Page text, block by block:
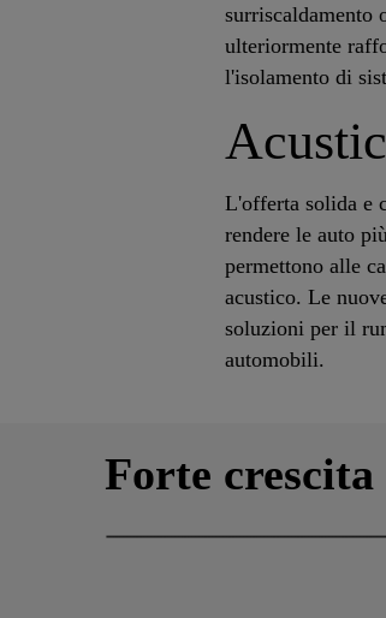
surriscaldamento
ulteriormente
l'isolamento di
L'offerta solida e
rendere le auto
permettono alle
acustico. Le
soluzioni per il
automobili.
Forte